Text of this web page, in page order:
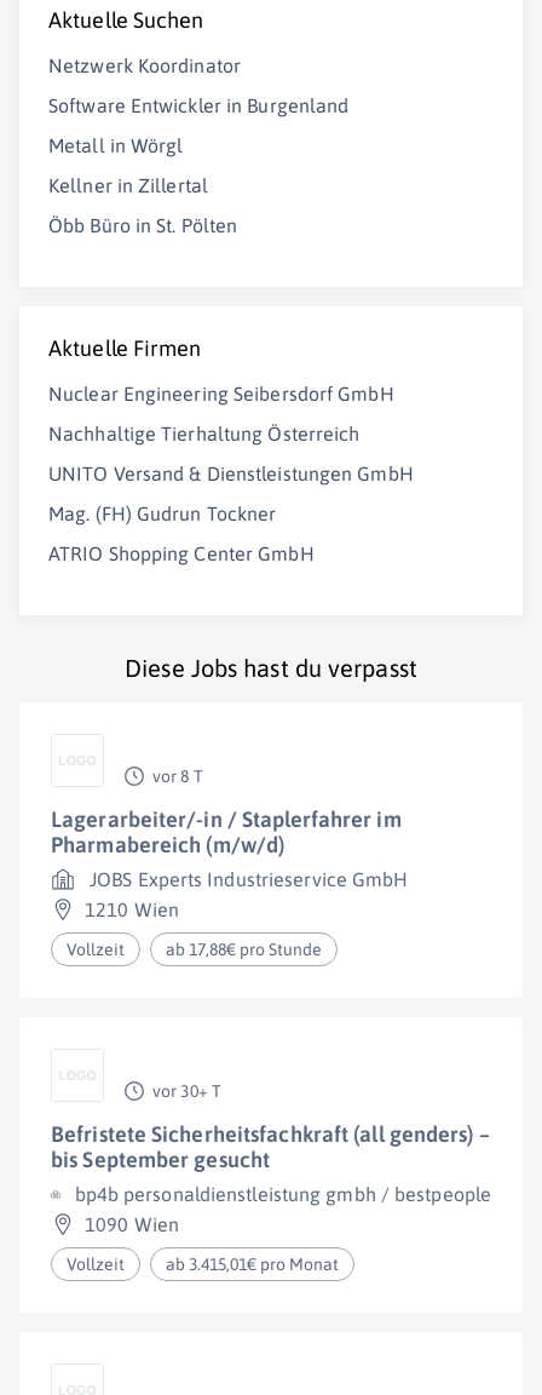
Aktuelle Suchen
Netzwerk Koordinator
Software Entwickler in Burgenland
Metall in Wörgl
Kellner in Zillertal
Öbb Büro in St. Pölten
Aktuelle Firmen
Nuclear Engineering Seibersdorf GmbH
Nachhaltige Tierhaltung Österreich
UNITO Versand & Dienstleistungen GmbH
Mag. (FH) Gudrun Tockner
ATRIO Shopping Center GmbH
Diese Jobs hast du verpasst
vor 8 T
Lagerarbeiter/-in / Staplerfahrer im
Pharmabereich (m/w/d)
JOBS Experts Industrieservice GmbH
1210 Wien
Vollzeit ab 17,88€ pro Stunde
vor 30+ T
Befristete Sicherheitsfachkraft (all genders) –
bis September gesucht
bp4b personaldienstleistung gmbh / bestpeople
1090 Wien
Vollzeit ab 3.415,01€ pro Monat